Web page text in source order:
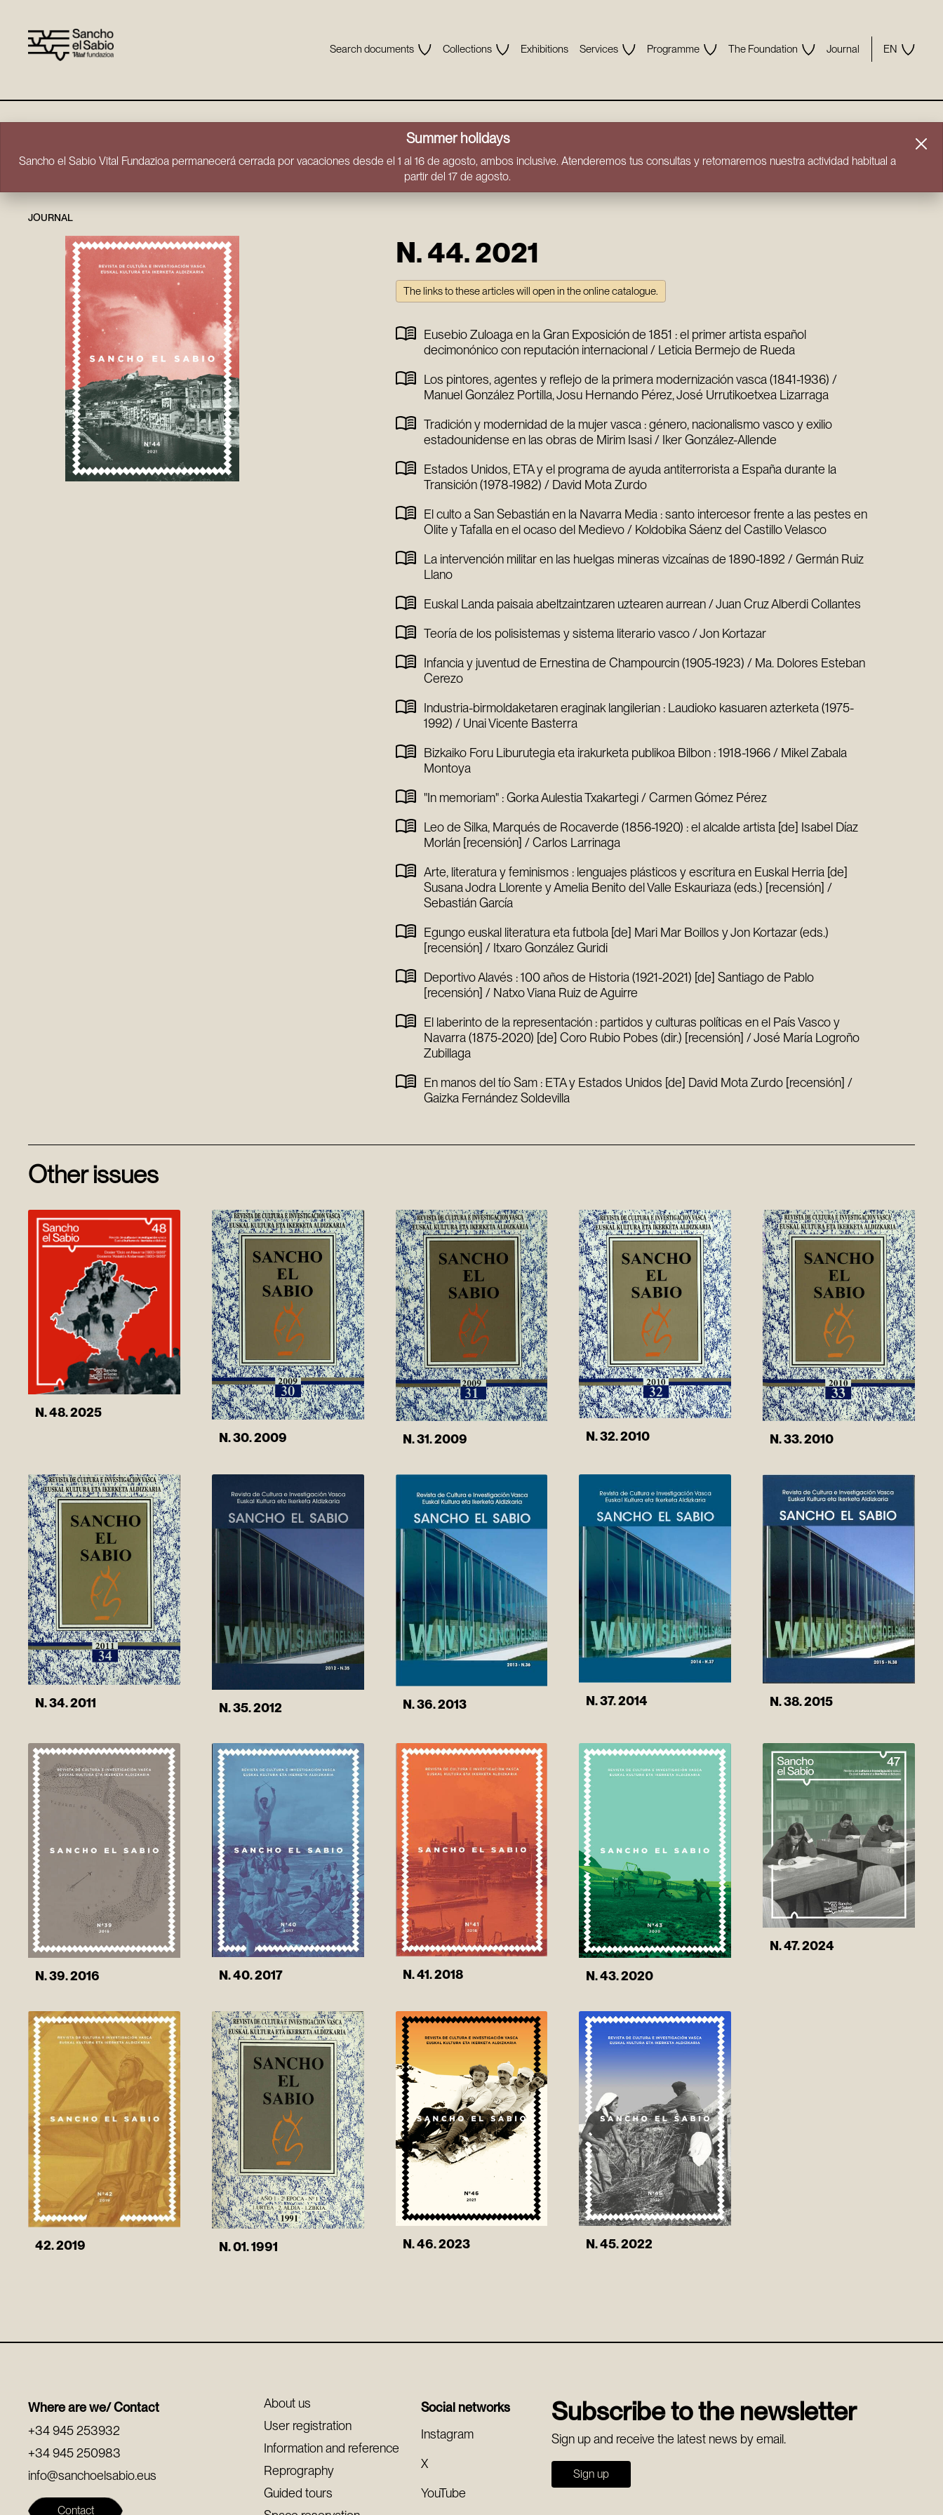
Search documents Collections Exhibitions Services Programme The Foundation Journal EN
Summer holidays
Sancho el Sabio Vital Fundazioa permanecerá cerrada por vacaciones desde el 1 al 16 de agosto, ambos inclusive. Atenderemos tus consultas y retomaremos nuestra actividad habitual a
partir del 17 de agosto.
JOURNAL
N. 44. 2021
The links to these articles will open in the online catalogue.
Eusebio Zuloaga en la Gran Exposición de 1851 : el primer artista español
decimonónico con reputación internacional / Leticia Bermejo de Rueda
Los pintores, agentes y reflejo de la primera modernización vasca (1841-1936) /
Manuel González Portilla, Josu Hernando Pérez, José Urrutikoetxea Lizarraga
Tradición y modernidad de la mujer vasca : género, nacionalismo vasco y exilio
estadounidense en las obras de Mirim Isasi / Iker González-Allende
Estados Unidos, ETA y el programa de ayuda antiterrorista a España durante la
Transición (1978-1982) / David Mota Zurdo
El culto a San Sebastián en la Navarra Media : santo intercesor frente a las pestes en
Olite y Tafalla en el ocaso del Medievo / Koldobika Sáenz del Castillo Velasco
La intervención militar en las huelgas mineras vizcaínas de 1890-1892 / Germán Ruiz
Llano
Euskal Landa paisaia abeltzaintzaren uztearen aurrean / Juan Cruz Alberdi Collantes
Teoría de los polisistemas y sistema literario vasco / Jon Kortazar
Infancia y juventud de Ernestina de Champourcin (1905-1923) / Ma. Dolores Esteban
Cerezo
Industria-birmoldaketaren eraginak langilerian : Laudioko kasuaren azterketa (1975-
1992) / Unai Vicente Basterra
Bizkaiko Foru Liburutegia eta irakurketa publikoa Bilbon : 1918-1966 / Mikel Zabala
Montoya
"In memoriam" : Gorka Aulestia Txakartegi / Carmen Gómez Pérez
Leo de Silka, Marqués de Rocaverde (1856-1920) : el alcalde artista [de] Isabel Díaz
Morlán [recensión] / Carlos Larrinaga
Arte, literatura y feminismos : lenguajes plásticos y escritura en Euskal Herria [de]
Susana Jodra Llorente y Amelia Benito del Valle Eskauriaza (eds.) [recensión] /
Sebastián García
Egungo euskal literatura eta futbola [de] Mari Mar Boillos y Jon Kortazar (eds.)
[recensión] / Itxaro González Guridi
Deportivo Alavés : 100 años de Historia (1921-2021) [de] Santiago de Pablo
[recensión] / Natxo Viana Ruiz de Aguirre
El laberinto de la representación : partidos y culturas políticas en el País Vasco y
Navarra (1875-2020) [de] Coro Rubio Pobes (dir.) [recensión] / José María Logroño
Zubillaga
En manos del tío Sam : ETA y Estados Unidos [de] David Mota Zurdo [recensión] /
Gaizka Fernández Soldevilla
Other issues
N. 48. 2025
N. 30. 2009
N. 31. 2009 N. 32. 2010 N. 33. 2010
N. 34. 2011 N. 35. 2012 N. 36. 2013 N. 37. 2014 N. 38. 2015
N. 39. 2016 N. 40. 2017 N. 41. 2018 N. 43. 2020
N. 47. 2024
42. 2019 N. 01. 1991 N. 46. 2023 N. 45. 2022
Where are we/ Contact
+34 945 253932
+34 945 250983
info@sanchoelsabio.eus
Contact
About us
User registration
Information and reference
Reprography
Guided tours
Social networks
Instagram
X
YouTube
Subscribe to the newsletter
Sign up and receive the latest news by email.
Sign up